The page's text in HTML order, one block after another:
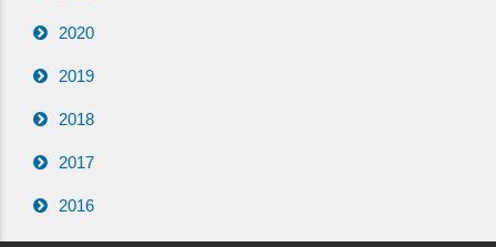
2020
2019
2018
2017
2016